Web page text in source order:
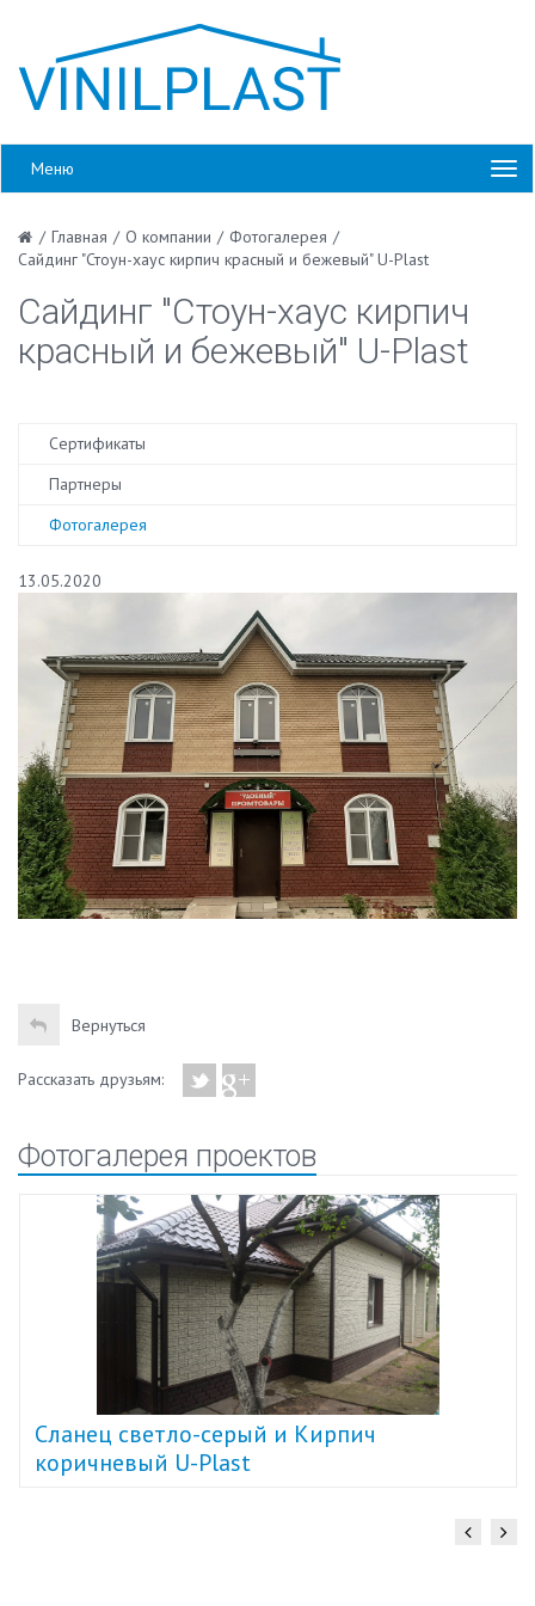
Меню
/ Главная / О компании / Фотогалерея /
Сайдинг "Стоун-хаус кирпич красный и бежевый" U-Plast
Сайдинг "Стоун-хаус кирпич
красный и бежевый" U-Plast
Сертификаты
Партнеры
Фотогалерея
13.05.2020
Вернуться
Рассказать друзьям:
Фотогалерея проектов
Cланец светло-серый и Кирпич
коричневый U-Plast